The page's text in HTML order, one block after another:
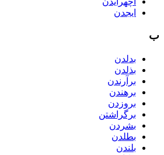
ایجدن
ب
بدلدن
بذلدن
برآرندن
برهندن
بروزدن
برگراشتن
بشردن
بطلدن
بلندن